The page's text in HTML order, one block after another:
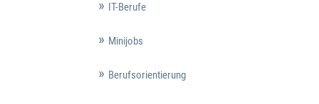
IT-Berufe
Minijobs
Berufsorientierung